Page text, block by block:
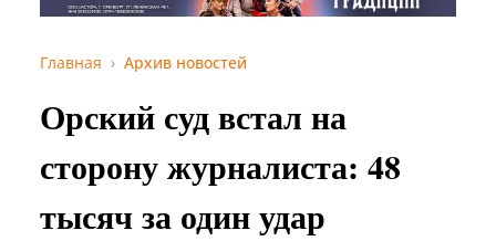
Главная Архив новостей
Орский суд встал на
сторону журналиста: 48
тысяч за один удар